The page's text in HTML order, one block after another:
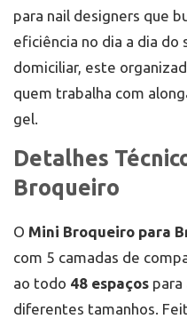
para nail designers que
eficiência no dia a dia
domiciliar, este
quem trabalha com
gel.
Detalhes
Broqueiro
O Mini Broqueiro para
com 5 camadas de
ao todo 48 espaços para
diferentes tamanhos.